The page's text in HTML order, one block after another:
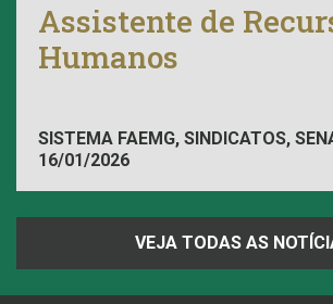
Assistente de
Humanos
SISTEMA FAEMG, SINDICATOS,
FAEMG
16/01/2026
VEJA TODAS AS